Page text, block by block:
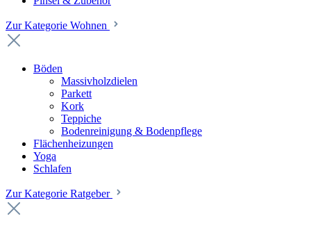
Zur Kategorie Wohnen
Böden
Massivholzdielen
Parkett
Kork
Teppiche
Bodenreinigung & Bodenpflege
Flächenheizungen
Yoga
Schlafen
Zur Kategorie Ratgeber